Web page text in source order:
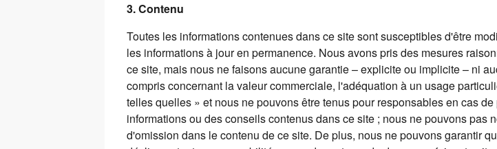
3. Contenu
Toutes les informations contenues dans ce site sont susceptibles d'être
les informations à jour en permanence. Nous avons pris des mesures
ce site, mais nous ne faisons aucune garantie – explicite ou implicite – ni
compris concernant la valeur commerciale, l'adéquation à un usage
telles quelles » et nous ne pouvons être tenus pour responsables en cas
informations ou des conseils contenus dans ce site ; nous ne pouvons pas
d'omission dans le contenu de ce site. De plus, nous ne pouvons garantir